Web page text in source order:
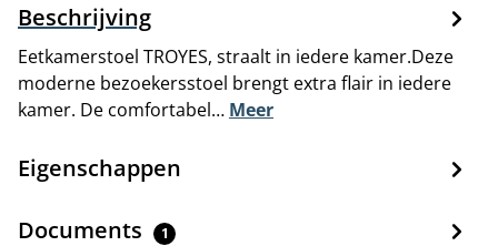
Beschrijving
Eetkamerstoel TROYES, straalt in iedere kamer.Deze
moderne bezoekersstoel brengt extra flair in iedere
kamer. De comfortabel… Meer
Eigenschappen
Documents 1